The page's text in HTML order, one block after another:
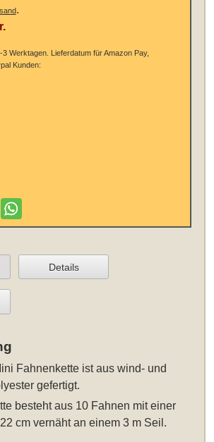
.
3 Werktagen. Lieferdatum für Amazon Pay,
Kunden:
Teilen
Details
Fahnenkette ist aus wind- und
gefertigt.
besteht aus 10 Fahnen mit einer
cm vernäht an einem 3 m Seil.